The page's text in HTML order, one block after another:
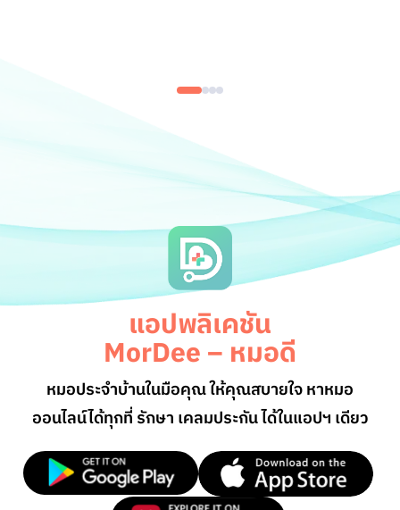
แอปพลิเคชัน
MorDee – หมอดี
หมอประจำบ้านในมือคุณ ให้คุณสบายใจ หาหมอ
ออนไลน์ได้ทุกที่ รักษา เคลมประกัน ได้ในแอปฯ เดียว